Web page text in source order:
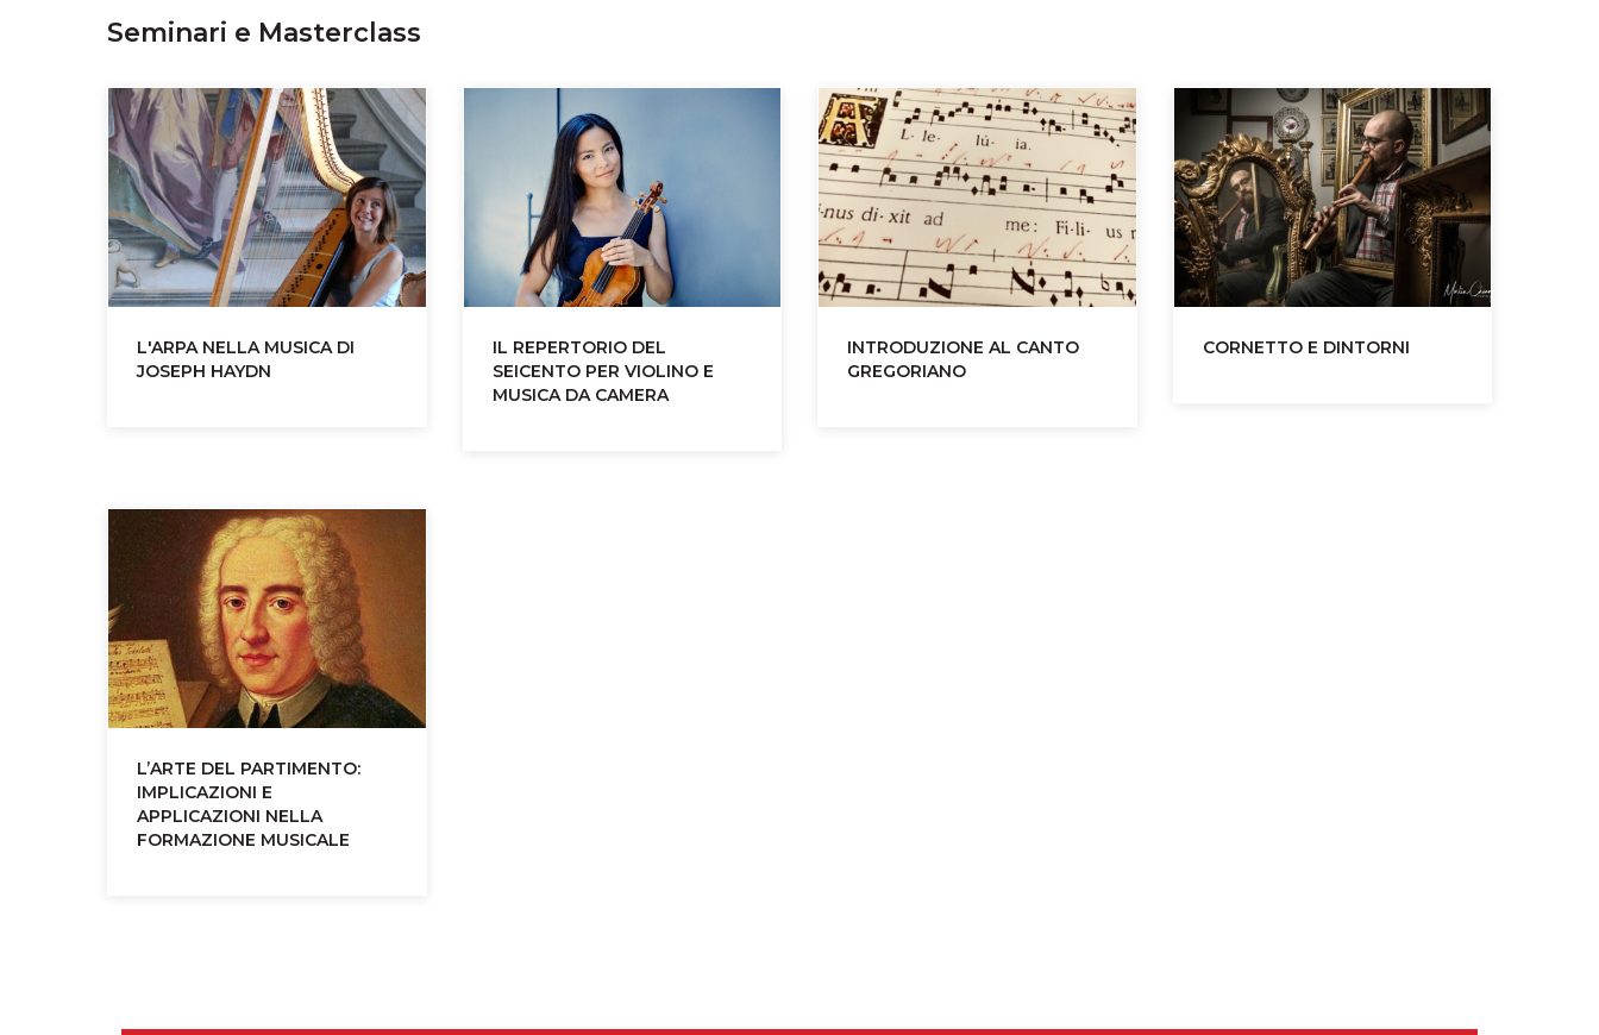
Seminari e Masterclass
L'ARPA NELLA MUSICA DI
JOSEPH HAYDN
IL REPERTORIO DEL
SEICENTO PER VIOLINO E
MUSICA DA CAMERA
INTRODUZIONE AL CANTO
GREGORIANO
CORNETTO E DINTORNI
L’ARTE DEL PARTIMENTO:
IMPLICAZIONI E
APPLICAZIONI NELLA
FORMAZIONE MUSICALE